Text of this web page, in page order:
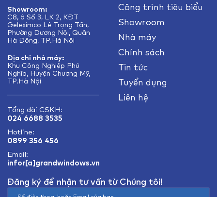
Showroom:
C8, ô Số 3, LK 2, KĐT
Geleximco Lê Trọng Tấn,
Phường Dương Nội, Quận
Hà Đông, TP.Hà Nội
Địa chỉ nhà máy:
Khu Công Nghiệp Phú
Nghĩa, Huyện Chương Mỹ,
TP.Hà Nội
Tổng đài CSKH:
024 6688 3535
Hotline:
0899 356 456
Email:
infor[a]grandwindows.vn
Công trình tiêu biểu
Showroom
Nhà máy
Chính sách
Tin tức
Tuyển dụng
Liên hệ
Đăng ký để nhận tư vấn từ Chúng tôi!